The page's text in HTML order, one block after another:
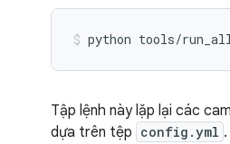
python tools/
Tập lệnh này lặp lại các
dựa trên tệp config.yml